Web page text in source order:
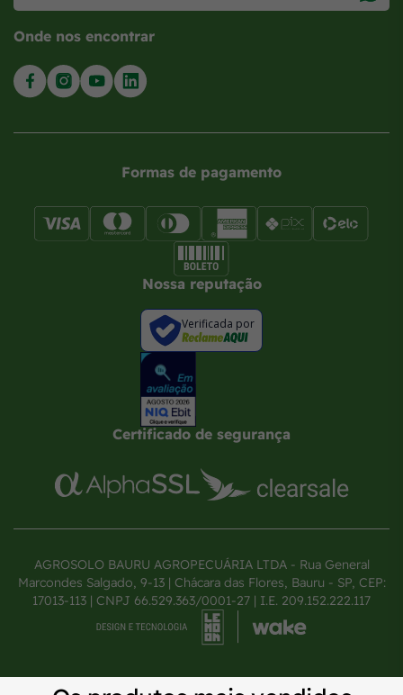
Onde nos encontrar
Formas de pagamento
Nossa reputação
Verificada por
Certificado de segurança
AGROSOLO BAURU AGROPECUÁRIA LTDA - Rua General
Marcondes Salgado, 9-13 | Chácara das Flores, Bauru - SP, CEP:
17013-113 | CNPJ 66.529.363/0001-27 | I.E. 209.152.222.117